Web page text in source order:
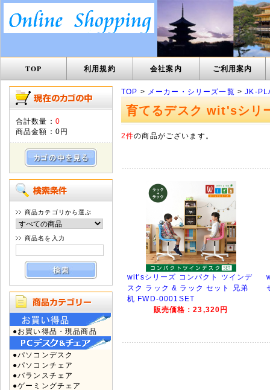
TOP 利用規約 会社案内 ご利用案内
合計数量： 0
商品金額： 0円
商品カテゴリから選ぶ
商品名を入力
●お買い得品・現品商品
●パソコンデスク
●パソコンチェア
●バランスチェア
●ゲーミングチェア
TOP > メーカー・シリーズ一覧 >JK-
育てるデスク wit'sシリ
2件の商品がございます。
wit'sシリーズ コンパクト ツインデ
スク ラック & ラック セット 兄弟
机 FWD-0001SET
販売価格：23,320円